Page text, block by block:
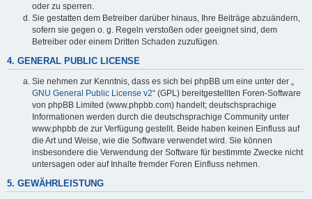
oder zu sperren.
Sie gestatten dem Betreiber darüber hinaus, Ihre Beiträge abzuändern,
sofern sie gegen o. g. Regeln verstoßen oder geeignet sind, dem
Betreiber oder einem Dritten Schaden zuzufügen.
4. GENERAL PUBLIC LICENSE
Sie nehmen zur Kenntnis, dass es sich bei phpBB um eine unter der „
GNU General Public License v2“ (GPL) bereitgestellten Foren-Software
von phpBB Limited (www.phpbb.com) handelt; deutschsprachige
Informationen werden durch die deutschsprachige Community unter
www.phpbb.de zur Verfügung gestellt. Beide haben keinen Einfluss auf
die Art und Weise, wie die Software verwendet wird. Sie können
insbesondere die Verwendung der Software für bestimmte Zwecke nicht
untersagen oder auf Inhalte fremder Foren Einfluss nehmen.
5. GEWÄHRLEISTUNG